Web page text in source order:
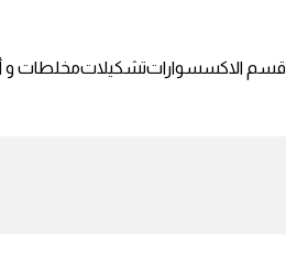
قسم الاكسسواراتتشكيلاتمخلطات و